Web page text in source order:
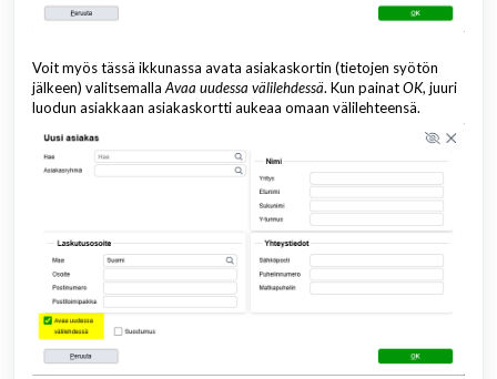
Voit myös tässä ikkunassa avata asiakaskortin (tietojen syötön
jälkeen) valitsemallaAvaa uudessa välilehdessä. Kun painatOK, juuri
luodun asiakkaan asiakaskortti aukeaa omaan välilehteensä.